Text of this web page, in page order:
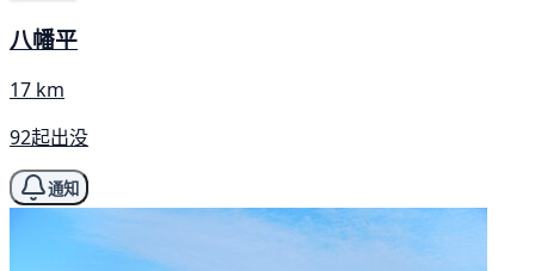
八幡平
17 km
92起出没
通知